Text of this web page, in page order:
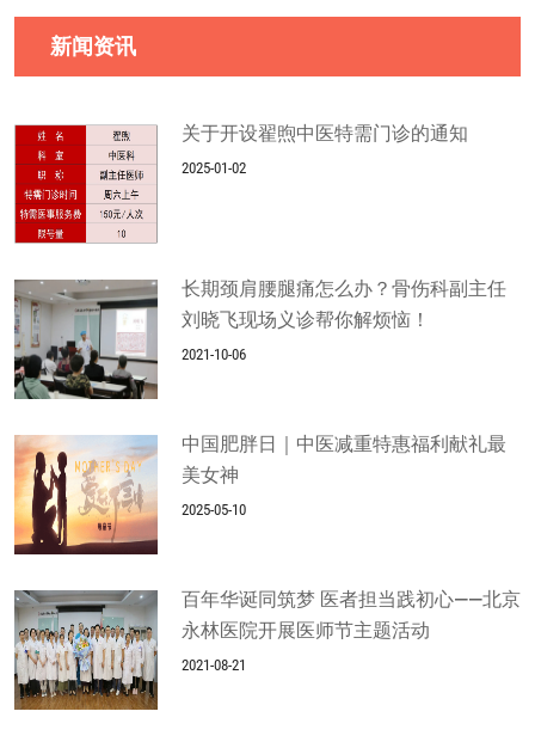
新闻资讯
关于开设翟煦中医特需门诊的通知
2025-01-02
长期颈肩腰腿痛怎么办？骨伤科副主任
刘晓飞现场义诊帮你解烦恼！
2021-10-06
中国肥胖日｜中医减重特惠福利献礼最
美女神
2025-05-10
百年华诞同筑梦 医者担当践初心——北京
永林医院开展医师节主题活动
2021-08-21